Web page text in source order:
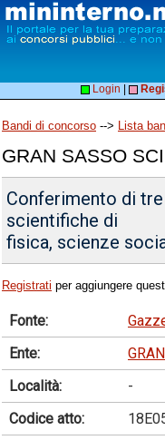
Login
Bandi di concorso --> Lista
GRAN SASSO
Conferimento di
scientifiche di
fisica, scienze
Registrati per aggiungere
Fonte:
Ente:
Località:
-
Codice atto: